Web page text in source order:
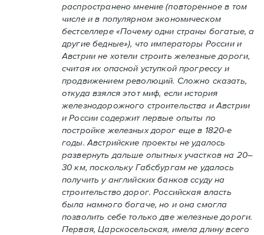
распространено мнение (повторенное в том
числе и в популярном экономическом
бестселлере «Почему одни страны богатые, а
другие бедные»), что императоры России и
Австрии не хотели строить железные дороги,
считая их опасной уступкой прогрессу и
продвижением революций. Сложно сказать,
откуда взялся этот миф, если история
железнодорожного строительства и Австрии
и России содержит первые опыты по
постройке железных дорог еще в 1820-е
годы. Австрийские проекты не удалось
развернуть дальше опытных участков на 20–
30 км, поскольку Габсбургам не удалось
получить у английских банков ссуду на
строительство дорог. Российская власть
была намного богаче, но и она смогла
позволить себе только две железные дороги.
Первая, Царскосельская, имела длину всего